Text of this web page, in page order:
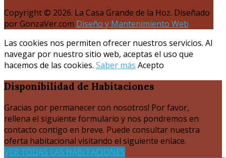
Copyright © 2026. La Casa Grande de la Hoz. Diseñado
por GonzaVer.com Diseño y Mantenimiento Web
Las cookies nos permiten ofrecer nuestros servicios. Al
navegar por nuestro sitio web, aceptas el uso que
hacemos de las cookies. Saber más Acepto
Disponibilidad de Habitaciones
Gracias por permanecer con nosotros! Por favor,
rellena el siguiente formulario y nos pondremos en
contacto contigo en breve. Puede consultar nuestra
oferta habitacional visitando el siguiente enlace.
VER TODAS LAS HABITACIONES